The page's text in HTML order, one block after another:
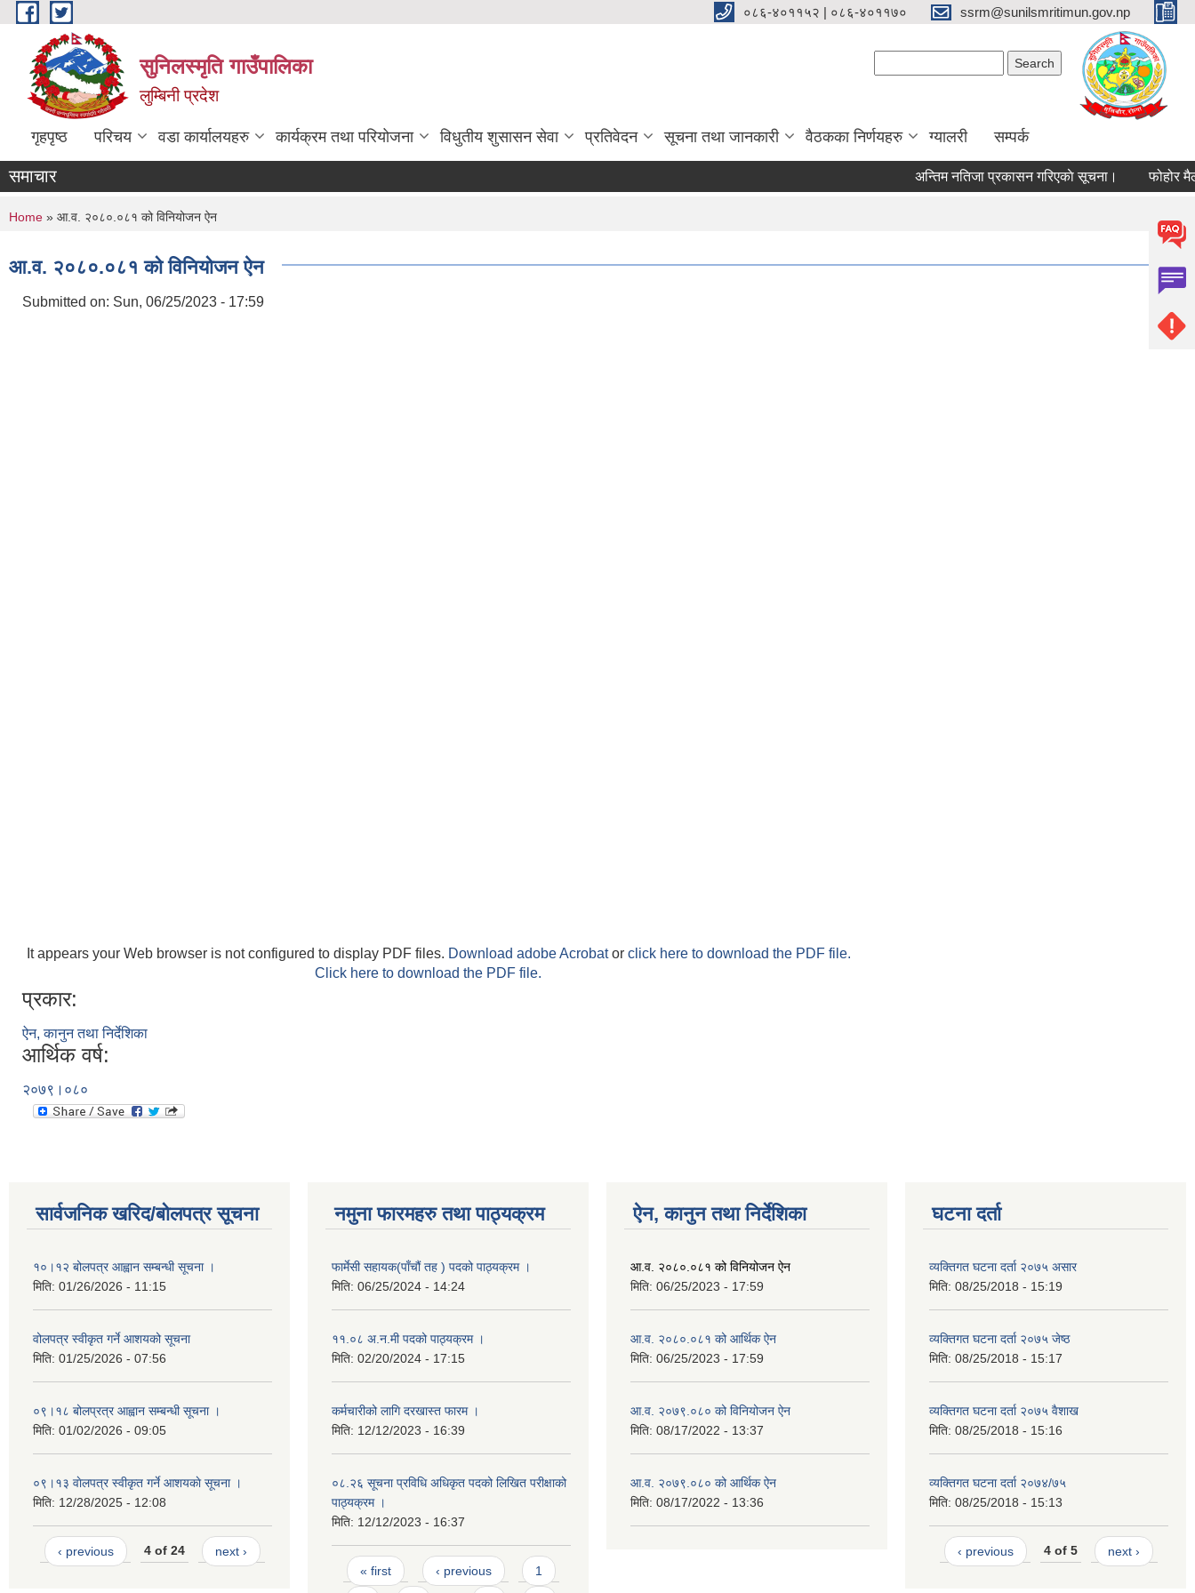
Skip to main content ०८६-४०११५२ | ०८६-४०११७० ssrm@sunilsmritimun.gov.np
सुनिलस्मृति गाउँपालिका
लुम्बिनी प्रदेश
गृहपृष्ठ परिचय वडा कार्यालयहरु कार्यक्रम तथा परियोजना विधुतीय शुसासन सेवा प्रतिवेदन सूचना तथा जानकारी वैठकका निर्णयहरु ग्यालरी सम्पर्क
समाचार अन्तिम नतिजा प्रकासन गरिएकाे सूचना। फोहोर मैला
You are here
Home » आ.व. २०८०.०८१ को विनियोजन ऐन
आ.व. २०८०.०८१ को विनियोजन ऐन
Submitted on: Sun, 06/25/2023 - 17:59
It appears your Web browser is not configured to display PDF files. Download adobe Acrobator click here to download the PDF file.
Click here to download the PDF file.
प्रकार:
ऐन, कानुन तथा निर्देशिका
आर्थिक वर्ष:
२०७९।०८०
सार्वजनिक खरिद/बोलपत्र सूचना
१०।१२ बोलपत्र आह्वान सम्बन्धी सूचना ।
मिति: 01/26/2026 - 11:15
वोलपत्र स्वीकृत गर्ने आशयको सूचना
मिति: 01/25/2026 - 07:56
०९।१८ बोलप्रत्र आह्वान सम्बन्धी सूचना ।
मिति: 01/02/2026 - 09:05
०९।१३ वाेलपत्र स्वीकृत गर्ने आशयकाे सूचना ।
मिति: 12/28/2025 - 12:08
‹ previous 4 of 24 next ›
नमुना फारमहरु तथा पाठ्यक्रम
फार्मेसी सहायक(पाँचौं तह ) पदको पाठ्यक्रम ।
मिति: 06/25/2024 - 14:24
११.०८ अ.न.मी पदको पाठ्यक्रम ।
मिति: 02/20/2024 - 17:15
कर्मचारीको लागि दरखास्त फारम ।
मिति: 12/12/2023 - 16:39
०८.२६ सूचना प्रविधि अधिकृत पदको लिखित परीक्षाको
पाठ्यक्रम ।
मिति: 12/12/2023 - 16:37
Pages
« first ‹ previous 1
ऐन, कानुन तथा निर्देशिका
आ.व. २०८०.०८१ को विनियोजन ऐन
मिति: 06/25/2023 - 17:59
आ.व. २०८०.०८१ को आर्थिक ऐन
मिति: 06/25/2023 - 17:59
आ.व. २०७९.०८० को विनियोजन ऐन
मिति: 08/17/2022 - 13:37
आ.व. २०७९.०८० को आर्थिक ऐन
मिति: 08/17/2022 - 13:36
घटना दर्ता
व्यक्तिगत घटना दर्ता २०७५ असार
मिति: 08/25/2018 - 15:19
व्यक्तिगत घटना दर्ता २०७५ जेष्ठ
मिति: 08/25/2018 - 15:17
व्यक्तिगत घटना दर्ता २०७५ वैशाख
मिति: 08/25/2018 - 15:16
व्यक्तिगत घटना दर्ता २०७४/७५
मिति: 08/25/2018 - 15:13
‹ previous 4 of 5 next ›